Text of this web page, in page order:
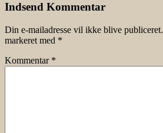
Indsend Kommentar
Din e-mailadresse vil ikke blive publiceret.
markeret med *
Kommentar *